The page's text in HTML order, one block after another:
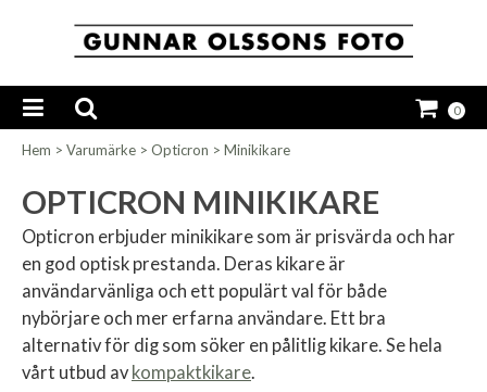
0
Hem > Varumärke > Opticron > Minikikare
OPTICRON MINIKIKARE
Opticron erbjuder minikikare som är prisvärda och har
en god optisk prestanda. Deras kikare är
användarvänliga och ett populärt val för både
nybörjare och mer erfarna användare. Ett bra
alternativ för dig som söker en pålitlig kikare. Se hela
vårt utbud av kompaktkikare.